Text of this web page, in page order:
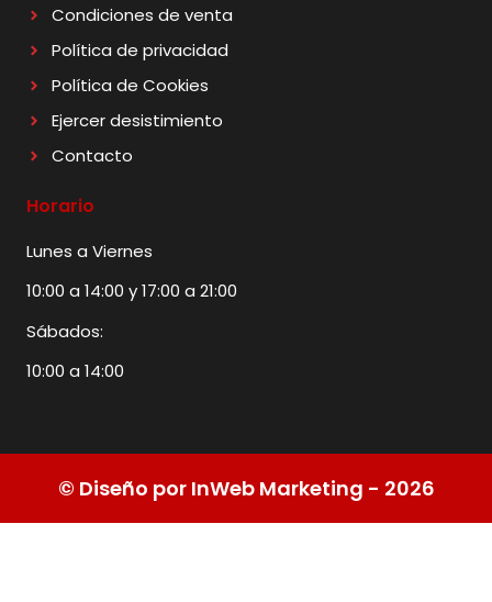
Condiciones de venta
Política de privacidad
Política de Cookies
Ejercer desistimiento
Contacto
Horario
Lunes a Viernes
10:00 a 14:00 y 17:00 a 21:00
Sábados:
10:00 a 14:00
© Diseño por InWeb Marketing - 2026